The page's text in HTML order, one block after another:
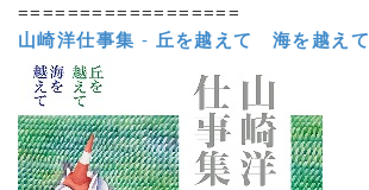
==================
山崎洋仕事集 - 丘を越えて 海を越えて